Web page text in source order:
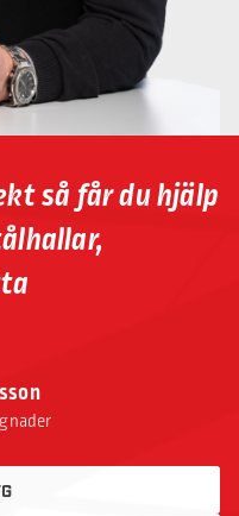
så får du hjälp